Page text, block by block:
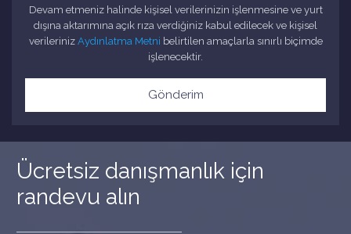
Devam etmeniz halinde kişisel verilerinizin işlenmesine ve yurt
dışına aktarımına açık rıza verdiğiniz kabul edilecek ve kişisel
verileriniz Aydınlatma Metni belirtilen amaçlarla sınırlı biçimde
işlenecektir.
Gönderim
Ücretsiz danışmanlık için
randevu alın